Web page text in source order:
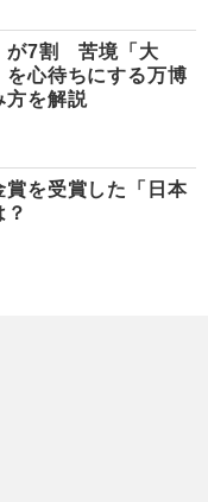
が7割 苦境「大
を心待ちにする万博
方を解説
賞を受賞した「日本